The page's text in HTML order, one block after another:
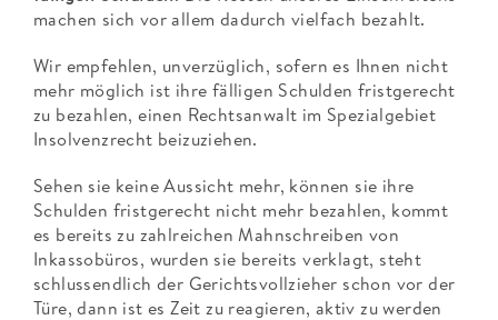
machen sich vor allem dadurch vielfach bezahlt.
Wir empfehlen, unverzüglich, sofern es Ihnen nicht
mehr möglich ist ihre fälligen Schulden fristgerecht
zu bezahlen, einen Rechtsanwalt im Spezialgebiet
Insolvenzrecht beizuziehen.
Sehen sie keine Aussicht mehr, können sie ihre
Schulden fristgerecht nicht mehr bezahlen, kommt
es bereits zu zahlreichen Mahnschreiben von
Inkassobüros, wurden sie bereits verklagt, steht
schlussendlich der Gerichtsvollzieher schon vor der
Türe, dann ist es Zeit zu reagieren, aktiv zu werden